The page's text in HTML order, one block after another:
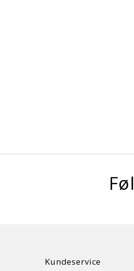
Kundeservice